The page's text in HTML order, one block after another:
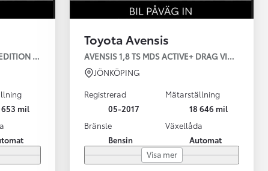
18 TUM LM FÄLG
653 mil
Toyota Avensis
AVENSIS 1,8 TS MDS ACTIVE+ DRAG
JÖNKÖPING
Registrerad
05-2017
Mätarställning
18 646 mil
Bränsle
Bensin
Växellåda
Automat
Visa mer